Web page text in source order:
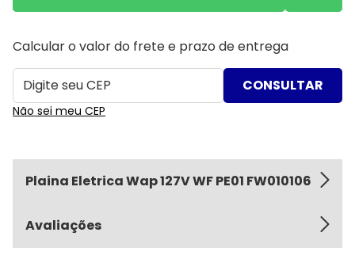
Calcular o valor do frete e prazo de entrega
Não sei meu CEP
Plaina Eletrica Wap 127V WF PE01 FW010106
Avaliações